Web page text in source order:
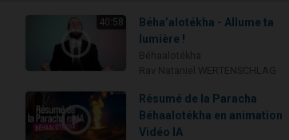
40:58
Béha’alotékha - Allume ta
lumière !
Résumé de la Paracha
Béhaalotékha en animation
Vidéo IA